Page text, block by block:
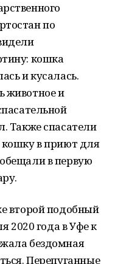
по
кошка
и кусалась.
животное и
Также спасатели
в приют для
в первую
второй подобный
2020 года в Уфе к
бездомная
Перепуганные